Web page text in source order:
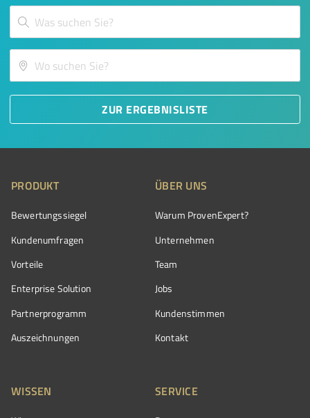
ZUR ERGEBNISLISTE
PRODUKT
Bewertungssiegel
Kundenumfragen
Vorteile
Enterprise Solution
Partnerprogramm
Auszeichnungen
ÜBER UNS
Warum ProvenExpert?
Unternehmen
Team
Jobs
Kundenstimmen
Kontakt
WISSEN SERVICE